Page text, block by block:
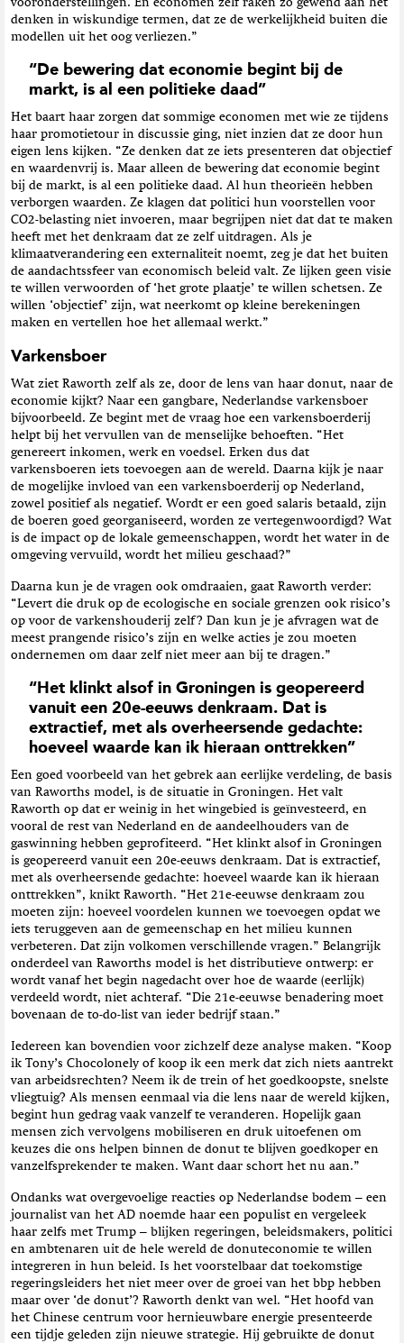
vooronderstellingen. En economen zelf raken zó gewend aan het
denken in wiskundige termen, dat ze de werkelijkheid buiten die
modellen uit het oog verliezen.”
“De bewering dat economie begint bij de
markt, is al een politieke daad”
Het baart haar zorgen dat sommige economen met wie ze tijdens
haar promotietour in discussie ging, niet inzien dat ze door hun
eigen lens kijken. “Ze denken dat ze iets presenteren dat objectief
en waardenvrij is. Maar alleen de bewering dat economie begint
bij de markt, is al een politieke daad. Al hun theorieën hebben
verborgen waarden. Ze klagen dat politici hun voorstellen voor
CO2-belasting niet invoeren, maar begrijpen niet dat dat te maken
heeft met het denkraam dat ze zelf uitdragen. Als je
klimaatverandering een externaliteit noemt, zeg je dat het buiten
de aandachtssfeer van economisch beleid valt. Ze lijken geen visie
te willen verwoorden of ‘het grote plaatje’ te willen schetsen. Ze
willen ‘objectief’ zijn, wat neerkomt op kleine berekeningen
maken en vertellen hoe het allemaal werkt.”
Varkensboer
Wat ziet Raworth zelf als ze, door de lens van haar donut, naar de
economie kijkt? Naar een gangbare, Nederlandse varkensboer
bijvoorbeeld. Ze begint met de vraag hoe een varkensboerderij
helpt bij het vervullen van de menselijke behoeften. “Het
genereert inkomen, werk en voedsel. Erken dus dat
varkensboeren iets toevoegen aan de wereld. Daarna kijk je naar
de mogelijke invloed van een varkensboerderij op Nederland,
zowel positief als negatief. Wordt er een goed salaris betaald, zijn
de boeren goed georganiseerd, worden ze vertegenwoordigd? Wat
is de impact op de lokale gemeenschappen, wordt het water in de
omgeving vervuild, wordt het milieu geschaad?”
Daarna kun je de vragen ook omdraaien, gaat Raworth verder:
“Levert die druk op de ecologische en sociale grenzen ook risico’s
op voor de varkenshouderij zelf? Dan kun je je afvragen wat de
meest prangende risico’s zijn en welke acties je zou moeten
ondernemen om daar zelf niet meer aan bij te dragen.”
“Het klinkt alsof in Groningen is geopereerd
vanuit een 20e-eeuws denkraam. Dat is
extractief, met als overheersende gedachte:
hoeveel waarde kan ik hieraan onttrekken”
Een goed voorbeeld van het gebrek aan eerlijke verdeling, de basis
van Raworths model, is de situatie in Groningen. Het valt
Raworth op dat er weinig in het wingebied is geïnvesteerd, en
vooral de rest van Nederland en de aandeelhouders van de
gaswinning hebben geprofiteerd. “Het klinkt alsof in Groningen
is geopereerd vanuit een 20e-eeuws denkraam. Dat is extractief,
met als overheersende gedachte: hoeveel waarde kan ik hieraan
onttrekken”, knikt Raworth. “Het 21e-eeuwse denkraam zou
moeten zijn: hoeveel voordelen kunnen we toevoegen opdat we
iets teruggeven aan de gemeenschap en het milieu kunnen
verbeteren. Dat zijn volkomen verschillende vragen.” Belangrijk
onderdeel van Raworths model is het distributieve ontwerp: er
wordt vanaf het begin nagedacht over hoe de waarde (eerlijk)
verdeeld wordt, niet achteraf. “Die 21e-eeuwse benadering moet
bovenaan de to-do-list van ieder bedrijf staan.”
Iedereen kan bovendien voor zichzelf deze analyse maken. “Koop
ik Tony’s Chocolonely of koop ik een merk dat zich niets aantrekt
van arbeidsrechten? Neem ik de trein of het goedkoopste, snelste
vliegtuig? Als mensen eenmaal via die lens naar de wereld kijken,
begint hun gedrag vaak vanzelf te veranderen. Hopelijk gaan
mensen zich vervolgens mobiliseren en druk uitoefenen om
keuzes die ons helpen binnen de donut te blijven goedkoper en
vanzelfsprekender te maken. Want daar schort het nu aan.”
Ondanks wat overgevoelige reacties op Nederlandse bodem – een
journalist van het AD noemde haar een populist en vergeleek
haar zelfs met Trump – blijken regeringen, beleidsmakers, politici
en ambtenaren uit de hele wereld de donuteconomie te willen
integreren in hun beleid. Is het voorstelbaar dat toekomstige
regeringsleiders het niet meer over de groei van het bbp hebben
maar over ‘de donut’? Raworth denkt van wel. “Het hoofd van
het Chinese centrum voor hernieuwbare energie presenteerde
een tijdje geleden zijn nieuwe strategie. Hij gebruikte de donut